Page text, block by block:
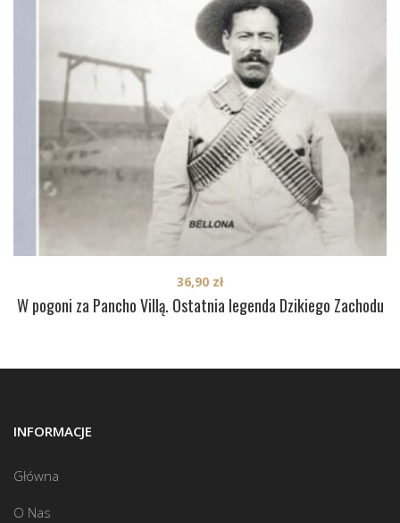
W pogoni za Pancho Villą. Ostatnia legenda Dzikiego Zachodu
36,90 zł
INFORMACJE
Główna
O Nas